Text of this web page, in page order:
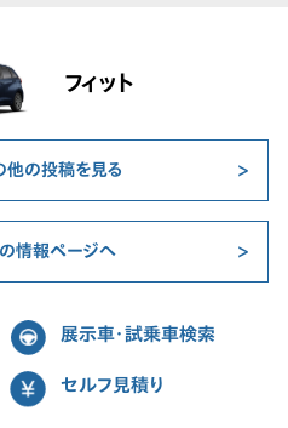
フィット
他の投稿を見る
情報ページへ
展示車・試乗車検索
セルフ見積り